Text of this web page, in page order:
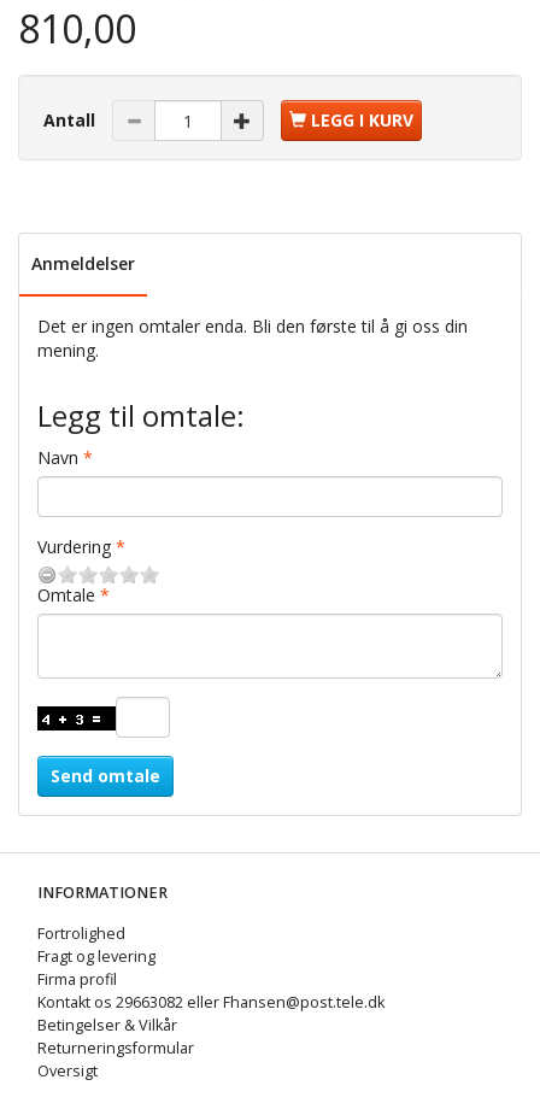
810,00
Antall LEGG I KURV
Anmeldelser
Det er ingen omtaler enda. Bli den første til å gi oss din
mening.
Legg til omtale:
Navn
Vurdering
Omtale
Send omtale
INFORMATIONER
Fortrolighed
Fragt og levering
Firma profil
Kontakt os 29663082 eller Fhansen@post.tele.dk
Betingelser & Vilkår
Returneringsformular
Oversigt